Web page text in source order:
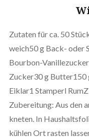
Zutaten für ca. 50
weich50 g Back- oder
Bourbon-
Zucker30 g Butter150
Eiklar1 Stamperl
Zubereitung: Aus den
kneten. In
kühlen Ort rasten